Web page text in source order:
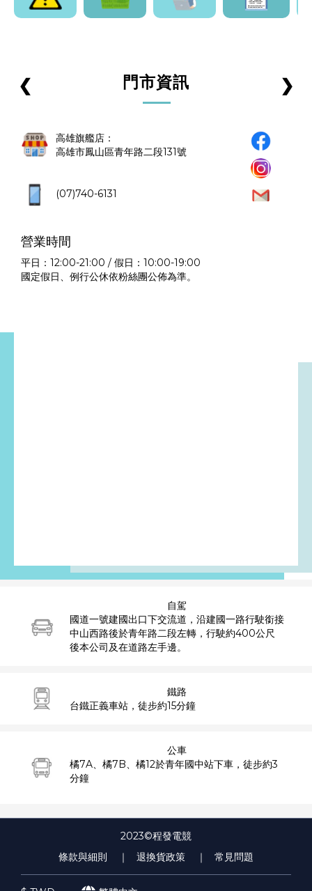
門市資訊
高雄旗艦店：
高雄市鳳山區青年路二段131號
(07)740-6131
營業時間
平日：12:00-21:00 / 假日：10:00-19:00
國定假日、例行公休依粉絲團公佈為準。
自駕
國道一號建國出口下交流道，沿建國一路行駛銜接
中山西路後於青年路二段左轉，行駛約400公尺
後本公司及在道路左手邊。
鐵路
台鐵正義車站，徒步約15分鐘
公車
橘7A、橘7B、橘12於青年國中站下車，徒步約3
分鐘
❮ ❯
2023©程發電競
條款與細則
｜ 退換貨政策 ｜ 常見問題